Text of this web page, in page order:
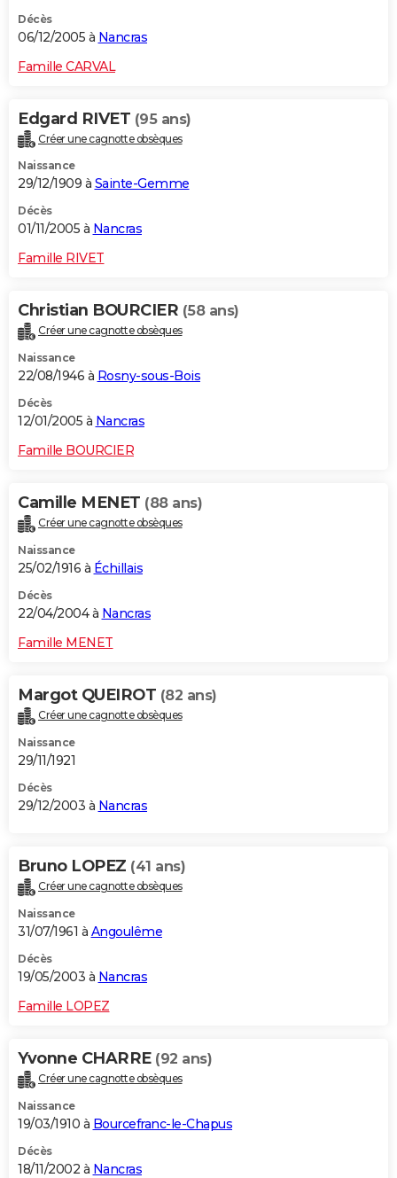
Décès
06/12/2005 à Nancras
Famille CARVAL
Edgard RIVET (95 ans)
Créer une cagnotte obsèques
Naissance
29/12/1909 à Sainte-Gemme
Décès
01/11/2005 à Nancras
Famille RIVET
Christian BOURCIER (58 ans)
Créer une cagnotte obsèques
Naissance
22/08/1946 à Rosny-sous-Bois
Décès
12/01/2005 à Nancras
Famille BOURCIER
Camille MENET (88 ans)
Créer une cagnotte obsèques
Naissance
25/02/1916 à Échillais
Décès
22/04/2004 à Nancras
Famille MENET
Margot QUEIROT (82 ans)
Créer une cagnotte obsèques
Naissance
29/11/1921
Décès
29/12/2003 à Nancras
Bruno LOPEZ (41 ans)
Créer une cagnotte obsèques
Naissance
31/07/1961 à Angoulême
Décès
19/05/2003 à Nancras
Famille LOPEZ
Yvonne CHARRE (92 ans)
Créer une cagnotte obsèques
Naissance
19/03/1910 à Bourcefranc-le-Chapus
Décès
18/11/2002 à Nancras